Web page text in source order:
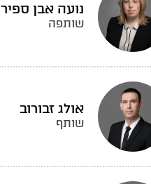
נועה אבן ספיר
שותפה
אולג זבורוב
שותף